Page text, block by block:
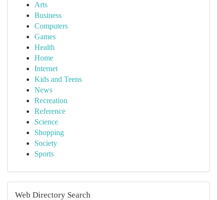
Arts
Business
Computers
Games
Health
Home
Internet
Kids and Teens
News
Recreation
Reference
Science
Shopping
Society
Sports
Web Directory Search